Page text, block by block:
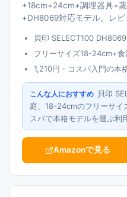
+18cm+24cm+調理器具+
+DH8069対応モデル。レ
貝印 SELECT100
フリーサイズ18-24cm+食
1,210円・コスパ入門の本
こんな人におすすめ 貝印
庭、18-24cmのフリーサイ
スパで本格モデルを選ぶ利
Amazonで見る